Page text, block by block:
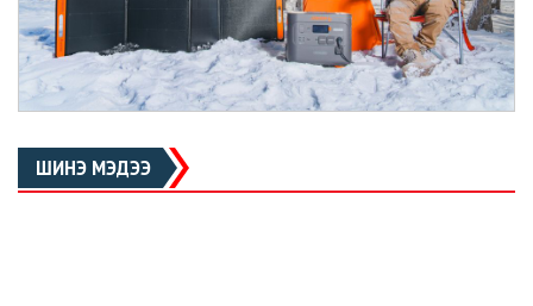
ШИНЭ МЭДЭЭ